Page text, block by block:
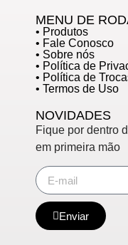
MENU DE
• Produtos
• Fale Conosco
• Sobre nós
• Política de
• Política de
• Termos de Uso
NOVIDADES
Fique por dentro
em primeira mão
Enviar